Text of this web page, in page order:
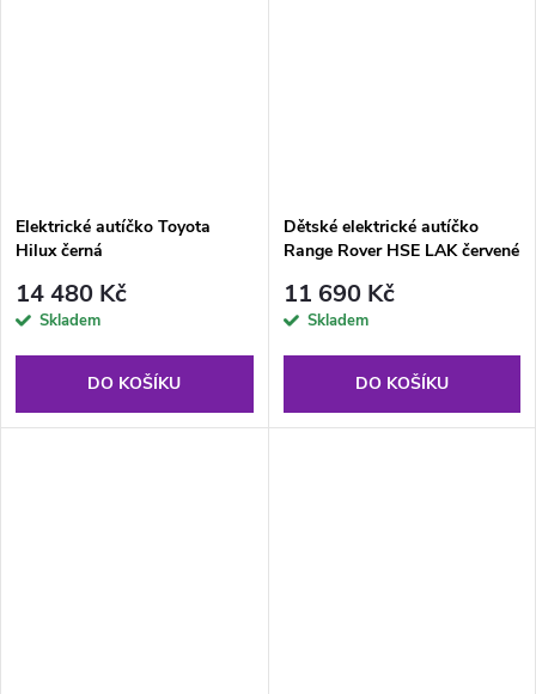
Elektrické autíčko Toyota
Hilux černá
14 480 Kč
Skladem
DO KOŠÍKU
Dětské elektrické autíčko
Range Rover HSE LAK červené
11 690 Kč
Skladem
DO KOŠÍKU